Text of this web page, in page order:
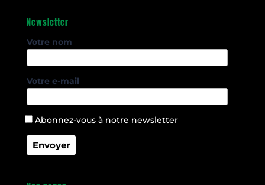
Newsletter
Votre nom
Votre e-mail
Abonnez-vous à notre newsletter